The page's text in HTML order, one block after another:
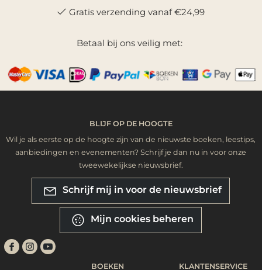
Gratis verzending vanaf €24,99
Betaal bij ons veilig met:
BLIJF OP DE HOOGTE
Wil je als eerste op de hoogte zijn van de nieuwste boeken, leestips,
aanbiedingen en evenementen? Schrijf je dan nu in voor onze
tweewekelijkse nieuwsbrief.
Schrijf mij in voor de nieuwsbrief
Mijn cookies beheren
BOEKEN KLANTENSERVICE